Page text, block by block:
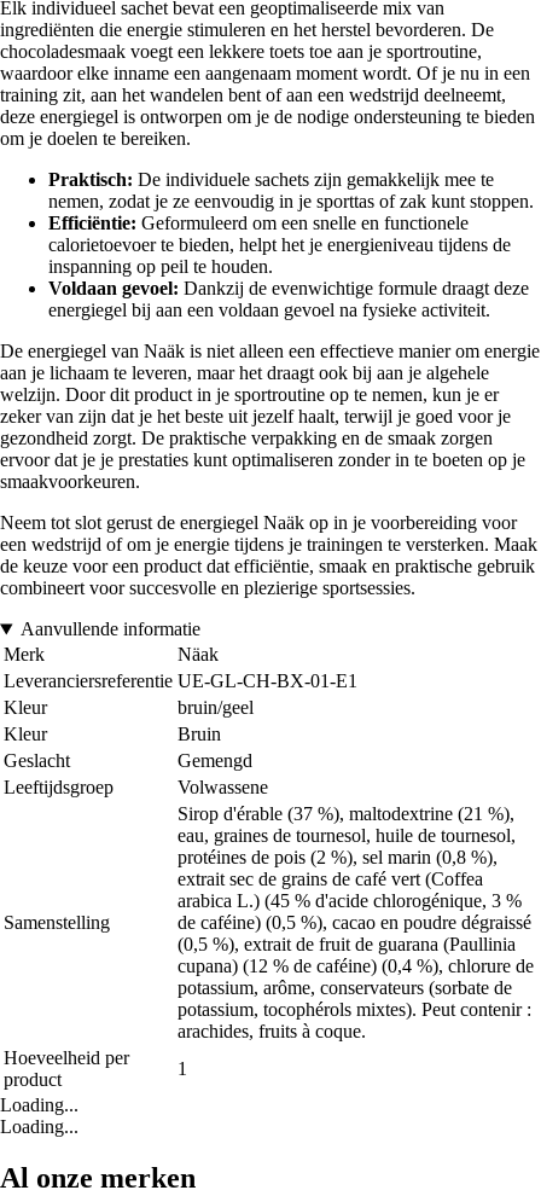
Elk individueel sachet bevat een geoptimaliseerde mix van
ingrediënten die energie stimuleren en het herstel bevorderen. De
chocoladesmaak voegt een lekkere toets toe aan je sportroutine,
waardoor elke inname een aangenaam moment wordt. Of je nu in een
training zit, aan het wandelen bent of aan een wedstrijd deelneemt,
deze energiegel is ontworpen om je de nodige ondersteuning te bieden
om je doelen te bereiken.
Praktisch: De individuele sachets zijn gemakkelijk mee te
nemen, zodat je ze eenvoudig in je sporttas of zak kunt stoppen.
Efficiëntie: Geformuleerd om een snelle en functionele
calorietoevoer te bieden, helpt het je energieniveau tijdens de
inspanning op peil te houden.
Voldaan gevoel: Dankzij de evenwichtige formule draagt deze
energiegel bij aan een voldaan gevoel na fysieke activiteit.
De energiegel van Naäk is niet alleen een effectieve manier om energie
aan je lichaam te leveren, maar het draagt ook bij aan je algehele
welzijn. Door dit product in je sportroutine op te nemen, kun je er
zeker van zijn dat je het beste uit jezelf haalt, terwijl je goed voor je
gezondheid zorgt. De praktische verpakking en de smaak zorgen
ervoor dat je je prestaties kunt optimaliseren zonder in te boeten op je
smaakvoorkeuren.
Neem tot slot gerust de energiegel Naäk op in je voorbereiding voor
een wedstrijd of om je energie tijdens je trainingen te versterken. Maak
de keuze voor een product dat efficiëntie, smaak en praktische gebruik
combineert voor succesvolle en plezierige sportsessies.
Aanvullende informatie
Merk
Näak
Leveranciersreferentie UE-GL-CH-BX-01-E1
Kleur
bruin/geel
Kleur
Bruin
Geslacht
Gemengd
Leeftijdsgroep
Volwassene
Samenstelling
Sirop d'érable (37 %), maltodextrine (21 %),
eau, graines de tournesol, huile de tournesol,
protéines de pois (2 %), sel marin (0,8 %),
extrait sec de grains de café vert (Coffea
arabica L.) (45 % d'acide chlorogénique, 3 %
de caféine) (0,5 %), cacao en poudre dégraissé
(0,5 %), extrait de fruit de guarana (Paullinia
cupana) (12 % de caféine) (0,4 %), chlorure de
potassium, arôme, conservateurs (sorbate de
potassium, tocophérols mixtes). Peut contenir :
arachides, fruits à coque.
Hoeveelheid per
product
1
Loading...
Loading...
Al onze merken